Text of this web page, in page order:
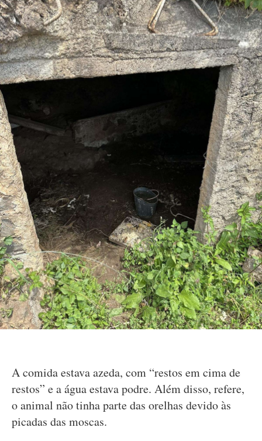
A comida estava azeda, com “restos em cima de
restos” e a água estava podre. Além disso, refere,
o animal não tinha parte das orelhas devido às
picadas das moscas.